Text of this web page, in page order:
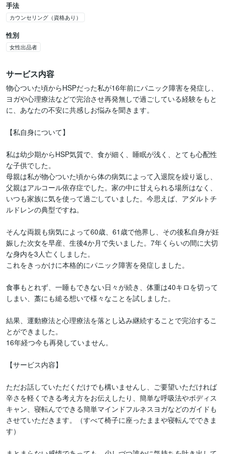
手法
カウンセリング（資格あり）
性別
女性出品者
サービス内容
物心ついた頃からHSPだった私が16年前にパニック障害を発症し、
ヨガや心理療法などで完治させ再発無しで過ごしている経験をもと
に、あなたの不安に共感しお悩みを聞きます。
【私自身について】
私は幼少期からHSP気質で、食が細く、睡眠が浅く、とても心配性
な子供でした。
母親は私が物心ついた頃から体の病気によって入退院を繰り返し、
父親はアルコール依存症でした。家の中に甘えられる場所はなく、
いつも家族に気を使って過ごしていました。今思えば、アダルトチ
ルドレンの典型ですね。
そんな両親も病気によって60歳、61歳で他界し、その後私自身が妊
娠した次女を早産、生後4か月で失いました。7年くらいの間に大切
な身内を3人亡くしました。
これをきっかけに本格的にパニック障害を発症しました。
食事もとれず、一睡もできない日々が続き、体重は40キロを切って
しまい、藁にも縋る想いで様々なことを試しました。
結果、運動療法と心理療法を落とし込み継続することで完治するこ
とができました。
16年経つ今も再発していません。
【サービス内容】
ただお話していただくだけでも構いませんし、ご要望いただければ
辛さを軽くできる考え方をお伝えしたり、簡単な呼吸法やボディス
キャン、寝転んでできる簡単マインドフルネスヨガなどのガイドも
させていただきます。（すべて椅子に座ったままや寝転んでできま
す）